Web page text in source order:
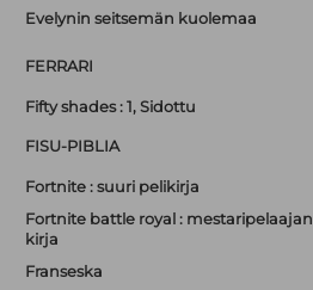
Evelynin seitsemän kuolemaa
FERRARI
Fifty shades : 1, Sidottu
FISU-PIBLIA
Fortnite : suuri pelikirja
Fortnite battle royal : mestaripelaajan
kirja
Franseska